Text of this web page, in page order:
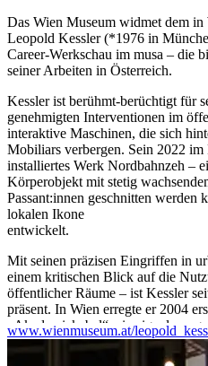
Das Wien Museum widmet dem
Leopold Kessler (*1976 in
Career-Werkschau im musa – die
seiner Arbeiten in Österreich.
Kessler ist berühmt-berüchtigt für
genehmigten Interventionen im
interaktive Maschinen, die sich
Mobiliars verbergen. Sein 2022
installiertes Werk Nordbahnzeh –
Körperobjekt mit stetig
Passant:innen geschnitten werden
lokalen Ikone
entwickelt.
Mit seinen präzisen Eingriffen in
einem kritischen Blick auf die
öffentlicher Räume – ist Kessler
präsent. In Wien erregte er 2004
„Akademiekabel“, ein
durch Wien und schloss seine
in der Akademie der bildenden
www.wienmuseum.at/